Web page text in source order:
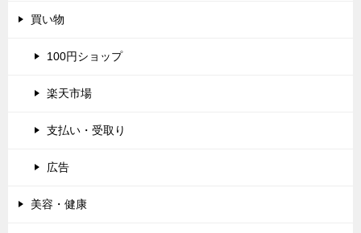
買い物
100円ショップ
楽天市場
支払い・受取り
広告
美容・健康